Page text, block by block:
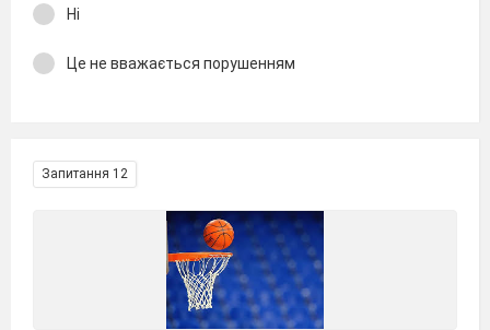
Ні
Це не вважається порушенням
Запитання 12